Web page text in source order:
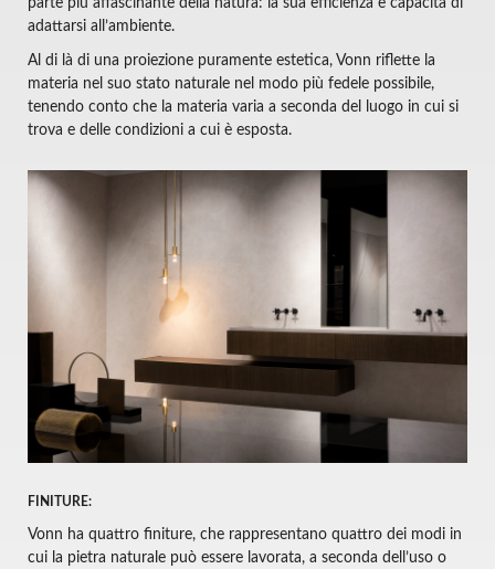
parte più affascinante della natura: la sua efficienza e capacità di
adattarsi all’ambiente.
Al di là di una proiezione puramente estetica, Vonn riflette la
materia nel suo stato naturale nel modo più fedele possibile,
tenendo conto che la materia varia a seconda del luogo in cui si
trova e delle condizioni a cui è esposta.
FINITURE:
Vonn ha quattro finiture, che rappresentano quattro dei modi in
cui la pietra naturale può essere lavorata, a seconda dell’uso o